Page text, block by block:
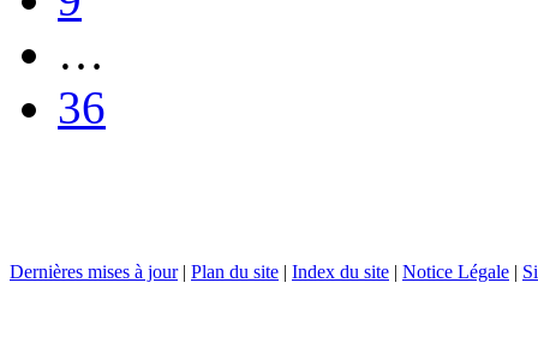
…
36
Dernières mises à jour| Plan du site | Index du site | Notice Légale |